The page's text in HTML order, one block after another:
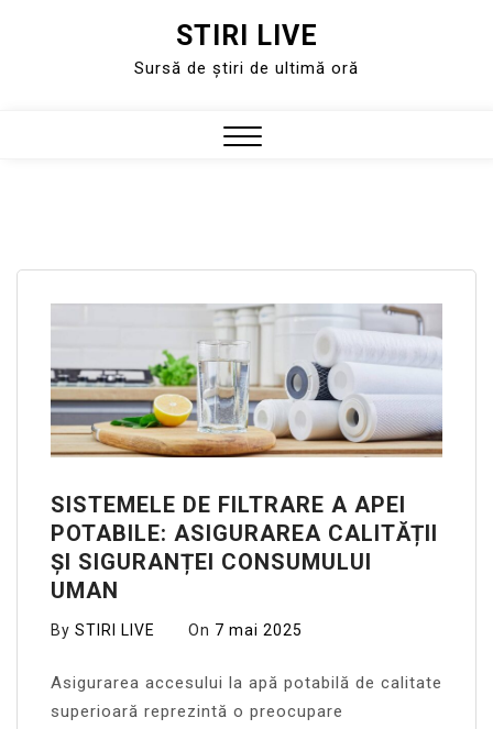
STIRI LIVE
Sursă de știri de ultimă oră
SISTEMELE DE FILTRARE A APEI
POTABILE: ASIGURAREA CALITĂȚII
ȘI SIGURANȚEI CONSUMULUI
UMAN
By STIRI LIVE On 7 mai 2025
Asigurarea accesului la apă potabilă de calitate
superioară reprezintă o preocupare